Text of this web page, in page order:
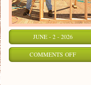
JUNE - 2 - 2026
COMMENTS OFFON